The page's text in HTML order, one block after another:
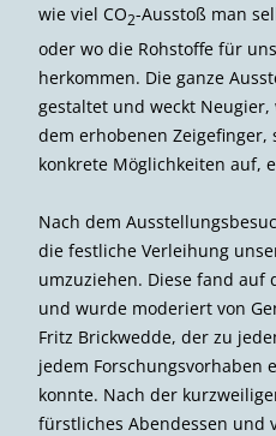
wie viel CO2-Ausstoß man
oder wo die Rohstoffe für
herkommen. Die ganze
gestaltet und weckt
dem erhobenen Zeigefinger,
konkrete Möglichkeiten auf,
Nach dem
die festliche Verleihung
umzuziehen. Diese fand auf
und wurde moderiert von
Fritz Brickwedde, der zu
jedem Forschungsvorhaben
konnte. Nach der
fürstliches Abendessen und